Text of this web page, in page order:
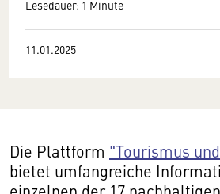
Lesedauer: 1 Minute
11.01.2025
Die Plattform "Tourismus
bietet umfangreiche